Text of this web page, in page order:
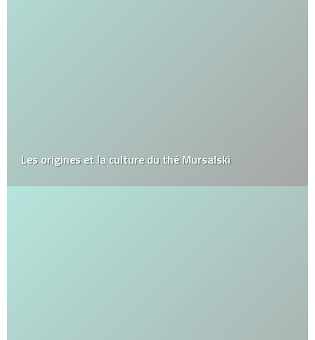
Les origines et la culture du thé Mursalski